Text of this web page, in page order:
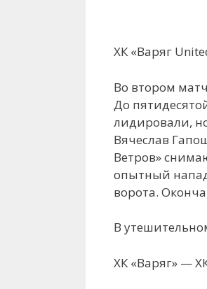
ХК «Варяг
Во втором
До
лидировали,
Вячеслав
Ветров»
опытный
ворота.
В
ХК «Варяг» —